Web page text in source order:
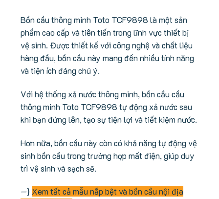
Bồn cầu thông minh Toto TCF9898 là một sản
phẩm cao cấp và tiên tiến trong lĩnh vực thiết bị
vệ sinh. Được thiết kế với công nghệ và chất liệu
hàng đầu, bồn cầu này mang đến nhiều tính năng
và tiện ích đáng chú ý.
Với hệ thống xả nước thông minh, bồn cầu cầu
thông minh Toto TCF9898 tự động xả nước sau
khi bạn đứng lên, tạo sự tiện lợi và tiết kiệm nước.
Hơn nữa, bồn cầu này còn có khả năng tự động vệ
sinh bồn cầu trong trường hợp mất điện, giúp duy
trì vệ sinh và sạch sẽ.
—} Xem tất cả mẫu nắp bệt và bồn cầu nội địa